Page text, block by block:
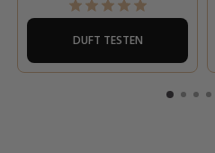
DUFT TESTEN